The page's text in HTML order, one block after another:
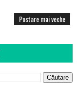
Postare mai veche